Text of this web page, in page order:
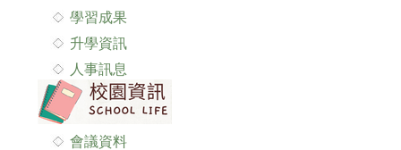
學習成果
升學資訊
人事訊息
會議資料